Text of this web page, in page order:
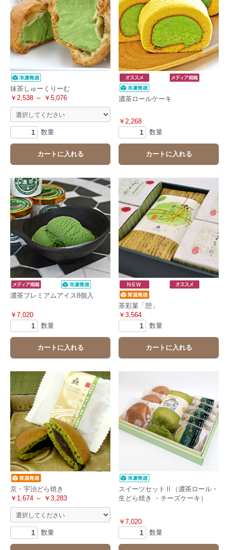
抹茶しゅーくりーむ
￥2,538 ～ ￥5,076
数量
カートに入れる
濃茶ロールケーキ
￥2,268
数量
カートに入れる
濃茶プレミアムアイス8個入
￥7,020
数量
カートに入れる
茶彩菓「憩」
￥3,564
数量
カートに入れる
京・宇治どら焼き
￥1,674 ～ ￥3,283
数量
スイーツセットⅡ（濃茶ロール・
生どら焼き ・チーズケーキ）
￥7,020
数量